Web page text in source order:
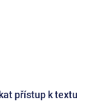
přístup k textu